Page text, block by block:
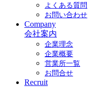
よくある質問
お問い合わせ
Company
会社案内
企業理念
企業概要
営業所一覧
お問合せ
Recruit